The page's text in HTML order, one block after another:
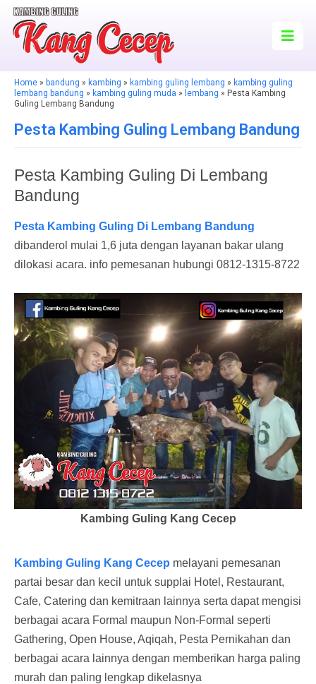
Home » bandung » kambing » kambing guling lembang » kambing guling
lembang bandung » kambing guling muda » lembang » Pesta Kambing
Guling Lembang Bandung
Pesta Kambing Guling Lembang Bandung
Pesta Kambing Guling Di Lembang
Bandung
Pesta Kambing Guling Di Lembang Bandung
dibanderol mulai 1,6 juta dengan layanan bakar ulang
dilokasi acara. info pemesanan hubungi 0812-1315-8722
Kambing Guling Kang Cecep
Kambing Guling Kang Cecep melayani pemesanan
partai besar dan kecil untuk supplai Hotel, Restaurant,
Cafe, Catering dan kemitraan lainnya serta dapat mengisi
berbagai acara Formal maupun Non-Formal seperti
Gathering, Open House, Aqiqah, Pesta Pernikahan dan
berbagai acara lainnya dengan memberikan harga paling
murah dan paling lengkap dikelasnya